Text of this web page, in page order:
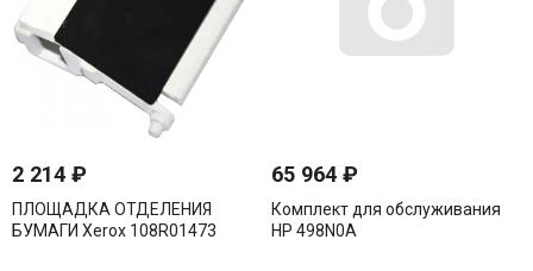
2 214 ₽
ПЛОЩАДКА ОТДЕЛЕНИЯ
БУМАГИ Xerox 108R01473
65 964₽
Комплект для обслуживания
HP 498N0A